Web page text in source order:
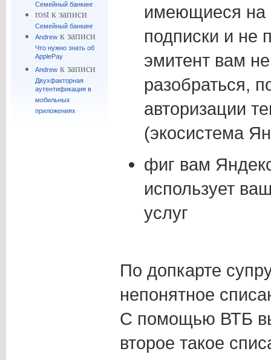
Семейный банкинг
rostк записи
Семейный банкинг
Andrewк записи
Что нужно знать об
ApplePay
Andrewк записи
Двухфакторная
аутентификация в
мобильных
приложениях
имеющиеся на
подписки и не
эмитент вам
разобраться,
авторизации
(экосистема
фиг вам
использует
услуг
По допкарте
непонятное
С помощью ВТБ
второе такое